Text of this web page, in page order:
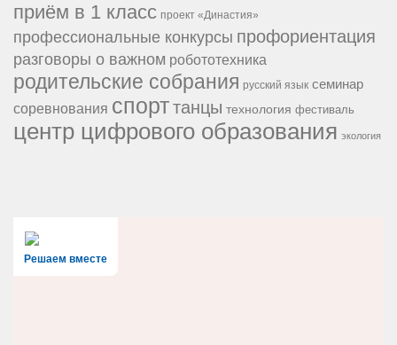
приём в 1 класс проект «Династия»
профессиональные конкурсы профориентация
разговоры о важном робототехника
родительские собрания русский язык семинар
соревнования спорттанцы технология фестиваль
центр цифрового образования экология
Решаем вместе